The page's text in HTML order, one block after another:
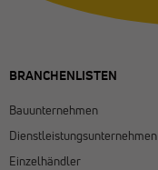
BRANCHENLISTEN
Bauunternehmen
Dienstleistungsunternehmen
Einzelhändler